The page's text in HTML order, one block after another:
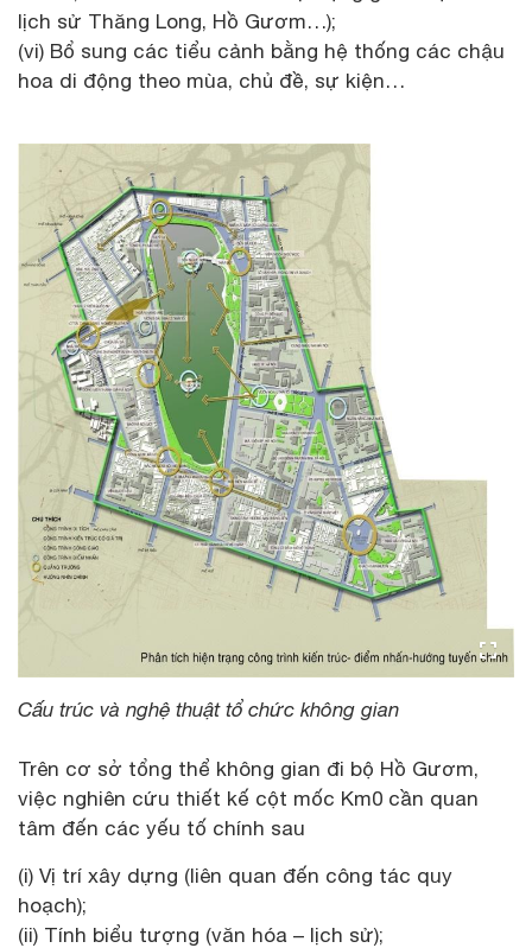
lịch sử Thăng Long, Hồ Gươm…);
(vi) Bổ sung các tiểu cảnh bằng hệ thống các chậu
hoa di động theo mùa, chủ đề, sự kiện…
Cấu trúc và nghệ thuật tổ chức không gian
Trên cơ sở tổng thể không gian đi bộ Hồ Gươm,
việc nghiên cứu thiết kế cột mốc Km0 cần quan
tâm đến các yếu tố chính sau
(i) Vị trí xây dựng (liên quan đến công tác quy
hoạch);
(ii) Tính biểu tượng (văn hóa – lịch sử);